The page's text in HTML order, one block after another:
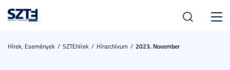
Hírek, Események SZTEhírek Hírarchívum 2023. November